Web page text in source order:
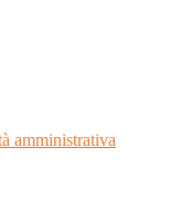
amministrativa